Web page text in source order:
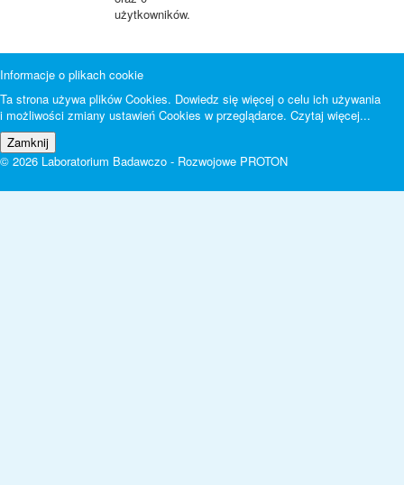
użytkowników.
Informacje o plikach cookie
Ta strona używa plików Cookies. Dowiedz się więcej o celu ich używania
i możliwości zmiany ustawień Cookies w przeglądarce. Czytaj więcej...
© 2026 Laboratorium Badawczo - Rozwojowe PROTON